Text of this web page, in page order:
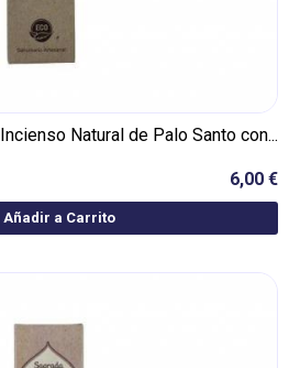
Incienso Natural de Palo Santo con...
6,00 €
Añadir a Carrito